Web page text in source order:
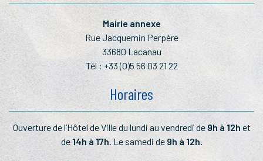
Mairie annexe
Rue Jacquemin Perpère
33680 Lacanau
Tél : +33 (0)5 56 03 21 22
Horaires
Ouverture de l’Hôtel de Ville du lundi au vendredi de 9h à 12h et
de 14h à 17h. Le samedi de 9h à 12h.